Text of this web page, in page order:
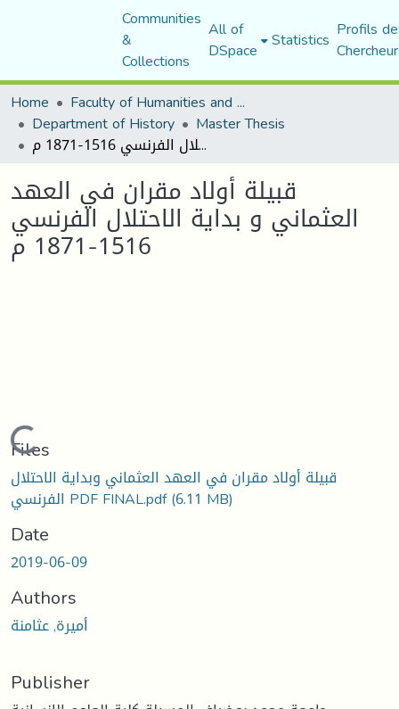
Communities
&
Collections
All of
DSpace Statistics Profils
Home
Faculty of Humanities and Social Sciences
Department of History Master Thesis
قبيلة أولاد مقران في العهد العثماني و بداية الاحتلال الفرنسي 1516-1871 م
قبيلة أولاد مقران في العهد
العثماني و بداية الاحتلال الفرنسي
1516-1871 م
Loading...
Files
قبيلة أولاد مقران في العهد العثماني وبداية الاحتلال
الفرنسي PDF FINAL.pdf(6.11 MB)
Date
2019-06-09
Authors
أميرة, عثامنة
Publisher